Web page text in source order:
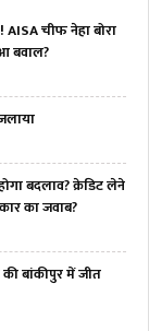
AISA चीफ नेहा बोरा
बवाल?
बदलाव? क्रेडिट लेने
का जवाब?
बांकीपुर में जीत